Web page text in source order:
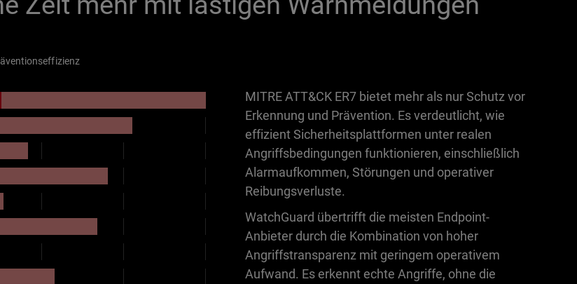
MITRE ATT&CK ER7 bietet mehr als nur Schutz vor
Erkennung und Prävention. Es verdeutlicht, wie
effizient Sicherheitsplattformen unter realen
Angriffsbedingungen funktionieren, einschließlich
Alarmaufkommen, Störungen und operativer
Reibungsverluste.
WatchGuard übertrifft die meisten Endpoint-
Anbieter durch die Kombination von hoher
Angriffstransparenz mit geringem operativem
Aufwand. Es erkennt echte Angriffe, ohne die